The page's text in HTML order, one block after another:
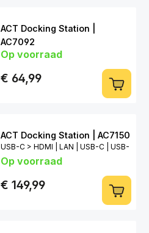
ACT Docking Station |
AC7092
USB-C > HDMI 4K | LAN | USB-C |
Op voorraad
€ 64,99
ACT Docking Station | AC7150
USB-C > HDMI | LAN | USB-C | USB-
A | 3,5mm
Op voorraad
€ 149,99